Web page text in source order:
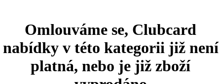
Omlouváme se, Clubcard
nabídky v této kategorii již není
platná, nebo je již zboží